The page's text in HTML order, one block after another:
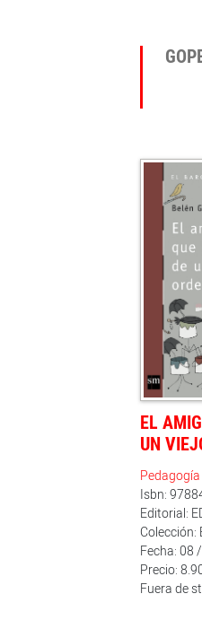
EL
UN
Pedagogía
Isbn:
Editorial:
Colección:
Fecha: 08
Precio:
Fuera de